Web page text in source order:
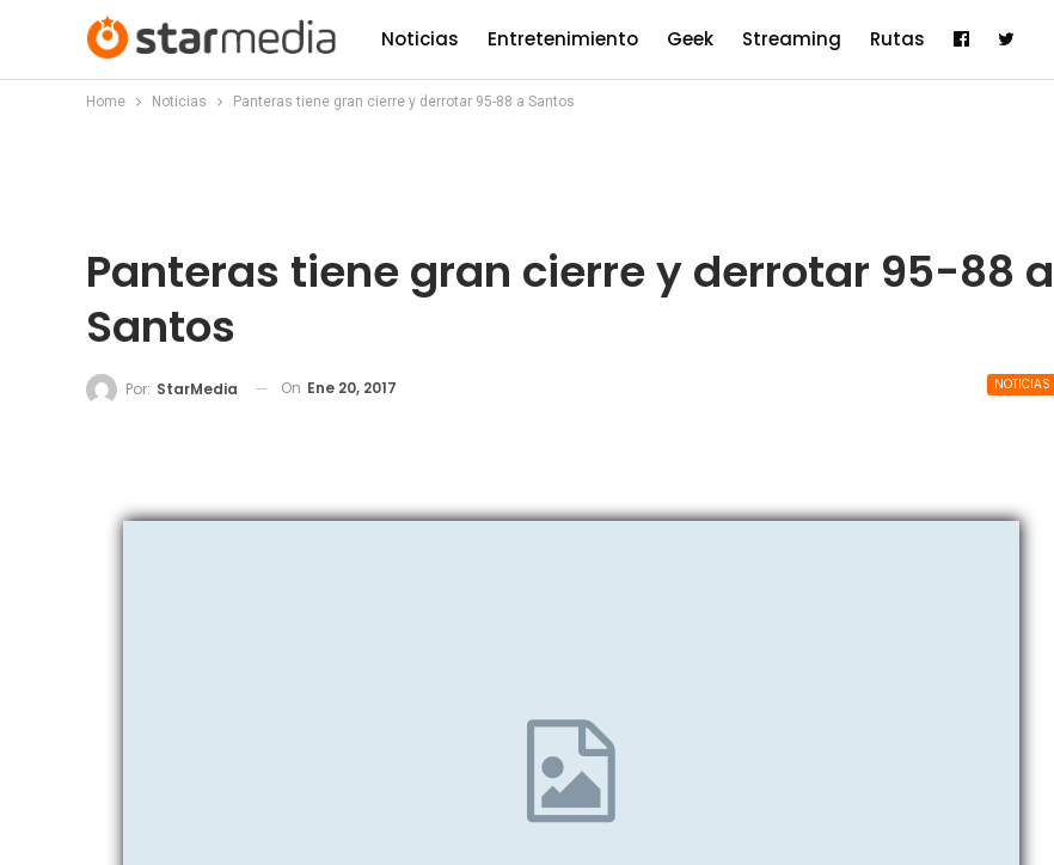
Noticias Entretenimiento Geek Streaming Rutas
Home Noticias Panteras tiene gran cierre y derrotar 95-88 a Santos
Panteras tiene gran cierre y derrotar 95-88 a
Santos
NOTICIAS
Por: StarMedia On Ene 20, 2017